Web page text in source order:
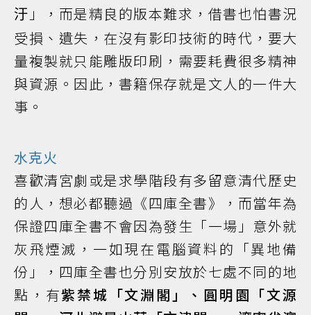
汙 」，而是精良的版本難求，借書也怕書況
受損、遺失，在沒有影印技術的時代，要大
量複製就只能雕版印刷，需要耗費很多精神
與資源。因此，書籍保存就是文人的一件大
事。
水克火
喜歡清宮劇或是求學階段有多留意清代歷史
的人，想必都聽過《四庫全書》，而當年為
保證四庫全書不會因為發生「一場」意外就
灰飛煙滅，一如現在電腦資料的「異地備
份」，四庫全書也分別安放於七處不同的地
點，有紫禁城「文淵閣」、圓明園「文源